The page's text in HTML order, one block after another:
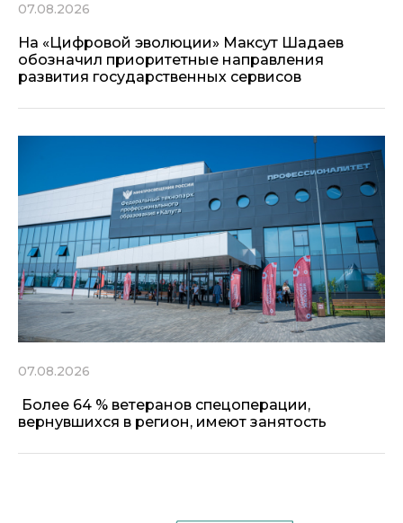
07.08.2026
На «Цифровой эволюции» Максут Шадаев
обозначил приоритетные направления
развития государственных сервисов
07.08.2026
Более 64 % ветеранов спецоперации,
вернувшихся в регион, имеют занятость